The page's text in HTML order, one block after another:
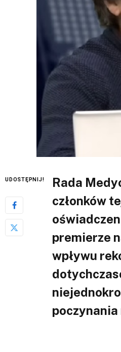
UDOSTĘPNIJ!
Rada
członków
premierze
wpływu
poczynania